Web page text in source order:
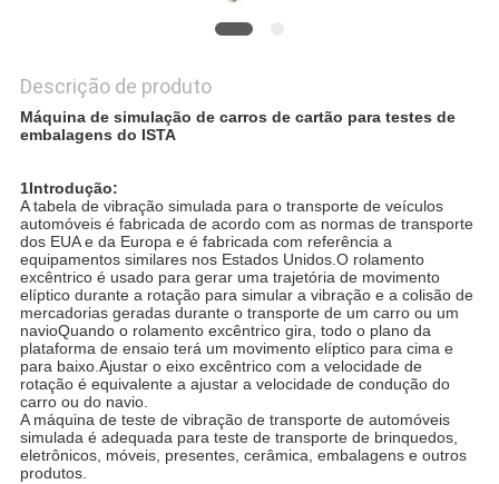
Descrição de produto
Máquina de simulação de carros de cartão para testes de
embalagens do ISTA
1Introdução:
A tabela de vibração simulada para o transporte de veículos
automóveis é fabricada de acordo com as normas de transporte
dos EUA e da Europa e é fabricada com referência a
equipamentos similares nos Estados Unidos.O rolamento
excêntrico é usado para gerar uma trajetória de movimento
elíptico durante a rotação para simular a vibração e a colisão de
mercadorias geradas durante o transporte de um carro ou um
navioQuando o rolamento excêntrico gira, todo o plano da
plataforma de ensaio terá um movimento elíptico para cima e
para baixo.Ajustar o eixo excêntrico com a velocidade de
rotação é equivalente a ajustar a velocidade de condução do
carro ou do navio.
A máquina de teste de vibração de transporte de automóveis
simulada é adequada para teste de transporte de brinquedos,
eletrônicos, móveis, presentes, cerâmica, embalagens e outros
produtos.